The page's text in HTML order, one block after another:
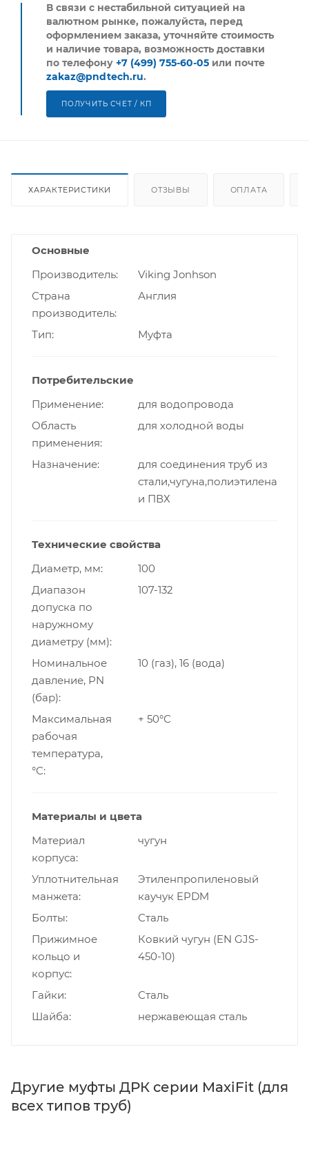
В связи с нестабильной ситуацией на
валютном рынке, пожалуйста, перед
оформлением заказа, уточняйте стоимость
и наличие товара, возможность доставки
по телефону +7 (499) 755-60-05 или почте
zakaz@pndtech.ru.
ПОЛУЧИТЬ СЧЕТ / КП
ХАРАКТЕРИСТИКИ ОТЗЫВЫ ОПЛАТА
Основные
Производитель
Viking Jonhson
Страна
производитель
Англия
Тип Муфта
Потребительские
Применение
для водопровода
Область
применения
для холодной воды
Назначение
для соединения труб из
стали,чугуна,полиэтилена
и ПВХ
Технические свойства
Диаметр, мм
100
Диапазон
допуска по
наружному
диаметру (мм)
107-132
Номинальное
давление, PN
(бар)
10 (газ), 16 (вода)
Максимальная
рабочая
температура,
°С
+ 50°С
Материалы и цвета
Материал
корпуса
чугун
Уплотнительная
манжета
Этиленпропиленовый
каучук EPDM
Болты
Сталь
Прижимное
кольцо и
корпус
Ковкий чугун (EN GJS-
450-10)
Гайки
Сталь
Шайба
нержавеющая сталь
Другие муфты ДРК серии MaxiFit (для
всех типов труб)